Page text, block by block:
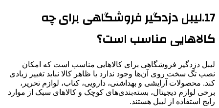
17.لیبل دزدگیر فروشگاهی برای چه
کالاهایی مناسب است؟
لیبل دزدگیر فروشگاهی برای کالاهایی مناسب است که امکان
نصب تگ سخت روی آن‌ها وجود ندارد یا ظاهر کالا نباید تغییر زیادی
کند. محصولات آرایشی و بهداشتی، دارویی، کتاب، لوازم تحریر،
برخی لوازم دیجیتال، بسته‌بندی‌های کوچک و کالاهای سبک از موارد
رایج استفاده از لیبل هستند.